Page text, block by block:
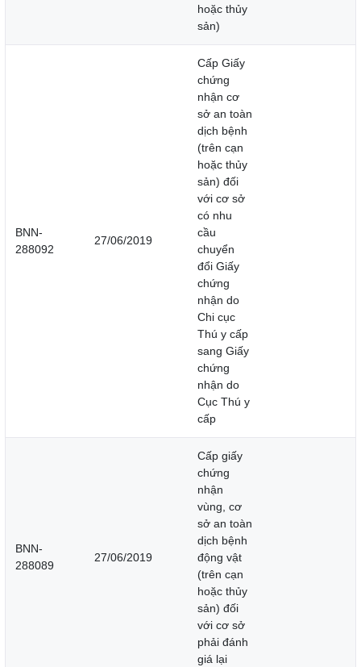
hoặc thủy
sản)
BNN-
288092
27/06/2019
Cấp Giấy
chứng
nhận cơ
sở an toàn
dịch bệnh
(trên cạn
hoặc thủy
sản) đối
với cơ sở
có nhu
cầu
chuyển
đổi Giấy
chứng
nhận do
Chi cục
Thú y cấp
sang Giấy
chứng
nhận do
Cục Thú y
cấp
BNN-
288089
27/06/2019
Cấp giấy
chứng
nhận
vùng, cơ
sở an toàn
dịch bệnh
động vật
(trên cạn
hoặc thủy
sản) đối
với cơ sở
phải đánh
giá lại